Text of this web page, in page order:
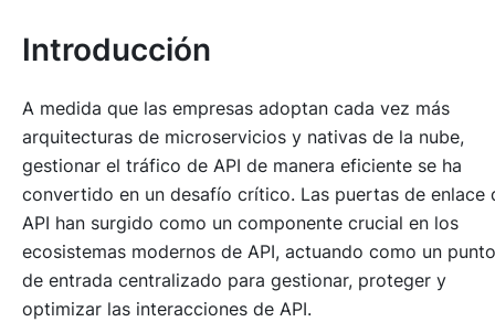
Introducción
A medida que las empresas adoptan cada vez más
arquitecturas de microservicios y nativas de la nube,
gestionar el tráfico de API de manera eficiente se ha
convertido en un desafío crítico. Las puertas de enlace
API han surgido como un componente crucial en los
ecosistemas modernos de API, actuando como un punto
de entrada centralizado para gestionar, proteger y
optimizar las interacciones de API.